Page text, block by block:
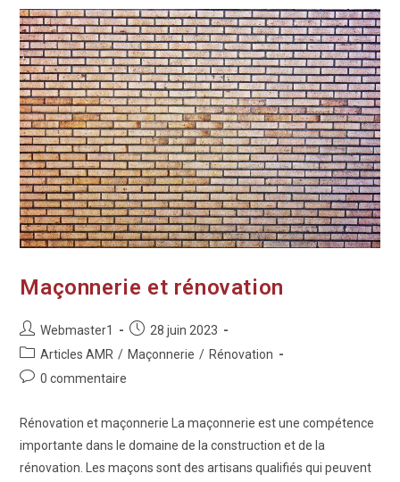
Maçonnerie et rénovation
Webmaster1
28 juin 2023
Articles AMR / Maçonnerie / Rénovation
0 commentaire
Rénovation et maçonnerie La maçonnerie est une compétence
importante dans le domaine de la construction et de la
rénovation. Les maçons sont des artisans qualifiés qui peuvent